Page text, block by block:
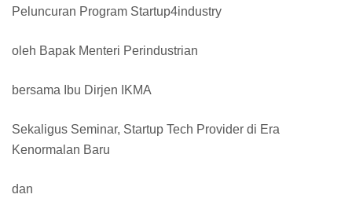
Peluncuran Program Startup4industry
oleh Bapak Menteri Perindustrian
bersama Ibu Dirjen IKMA
Sekaligus Seminar, Startup Tech Provider di Era
Kenormalan Baru
dan